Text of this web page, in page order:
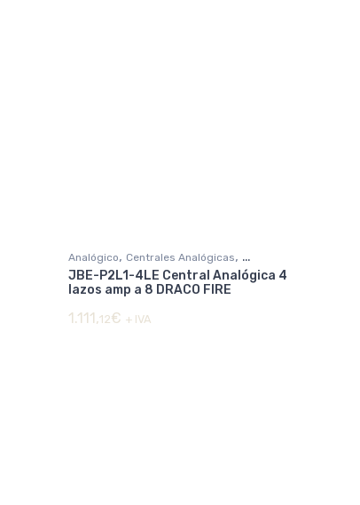
Analógico, Centrales Analógicas,
DETECCIÓN DE INCENDIOS
JBE-P2L1-4LE Central Analógica 4
lazos amp a 8 DRACO FIRE
1.111,12€ + IVA